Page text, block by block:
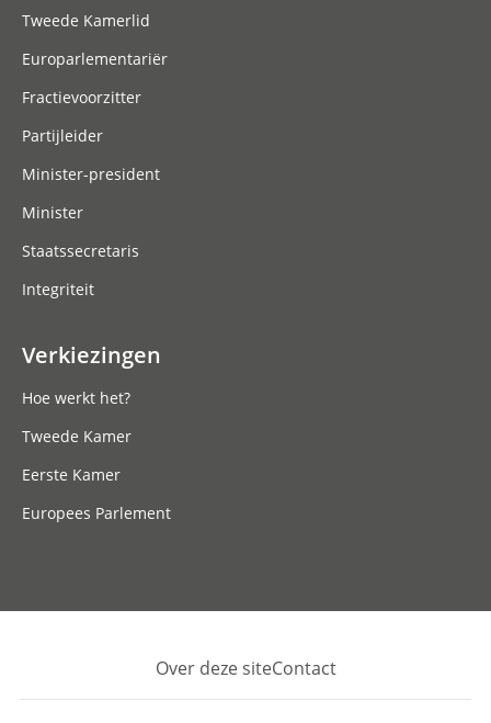
Tweede Kamerlid
Europarlementariër
Fractievoorzitter
Partijleider
Minister-president
Minister
Staatssecretaris
Integriteit
Verkiezingen
Hoe werkt het?
Tweede Kamer
Eerste Kamer
Europees Parlement
Footer
Over deze siteContact